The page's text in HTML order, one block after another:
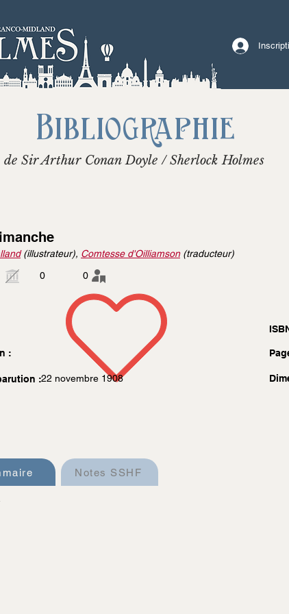
Bibliographie
de Sir Arthur Conan Doyle / Sherlock Holmes
(illustrateur), Comtesse d'Oilliamson(traducteur)
0
0
:
:22 novembre 1908
Notes SSHF